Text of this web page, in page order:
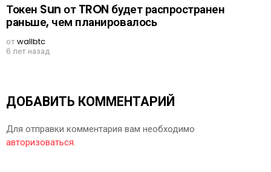
Токен Sun от TRON будет распространен
раньше, чем планировалось
отwallbtc
6 лет назад
ДОБАВИТЬ КОММЕНТАРИЙ
Для отправки комментария вам необходимо
авторизоваться.